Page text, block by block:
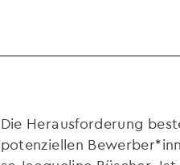
Die Herausforderung
potenziellen